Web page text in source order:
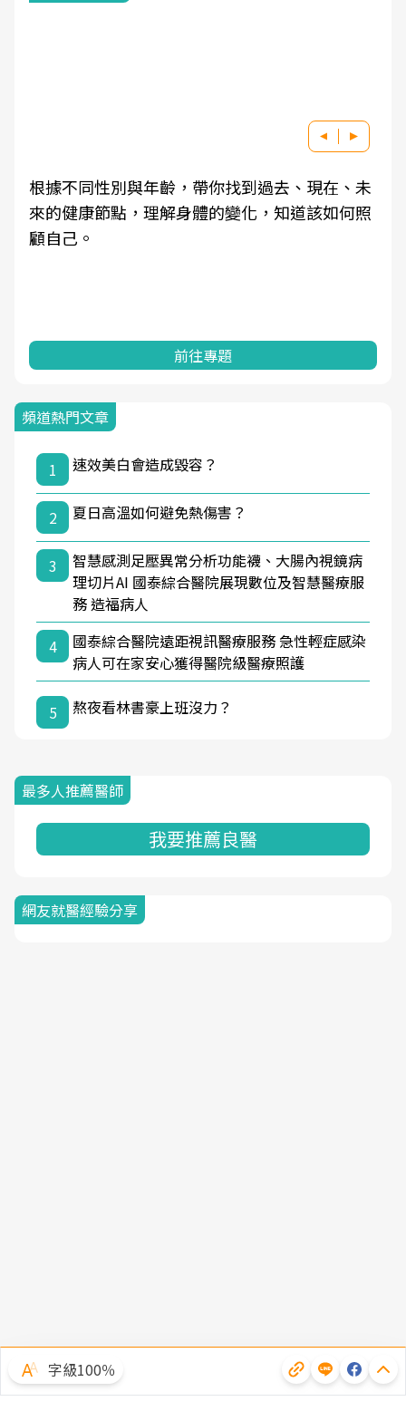
根據不同性別與年齡，帶你找到過去、現在、未
來的健康節點，理解身體的變化，知道該如何照
顧自己。
前往專題
頻道熱門文章
1 速效美白會造成毀容？
2 夏日高溫如何避免熱傷害？
3
智慧感測足壓異常分析功能襪、大腸內視鏡病
理切片AI 國泰綜合醫院展現數位及智慧醫療服
務 造福病人
4
國泰綜合醫院遠距視訊醫療服務 急性輕症感染
病人可在家安心獲得醫院級醫療照護
5 熬夜看林書豪上班沒力？
最多人推薦醫師
我要推薦良醫
網友就醫經驗分享
字級100％